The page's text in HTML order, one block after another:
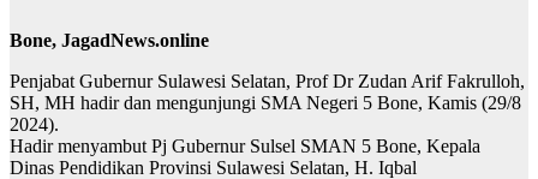
Bone, JagadNews.online
Penjabat Gubernur Sulawesi Selatan, Prof Dr Zudan Arif Fakrulloh,
SH, MH hadir dan mengunjungi SMA Negeri 5 Bone, Kamis (29/8
2024).
Hadir menyambut Pj Gubernur Sulsel SMAN 5 Bone, Kepala
Dinas Pendidikan Provinsi Sulawesi Selatan, H. Iqbal